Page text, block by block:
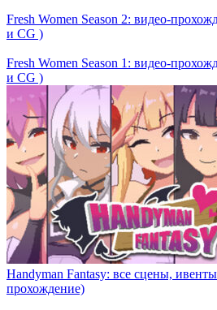
Fresh Women Season 2: видео-
и CG )
Fresh Women Season 1: видео-
и CG )
Handyman Fantasy: все сцены,
прохождение)